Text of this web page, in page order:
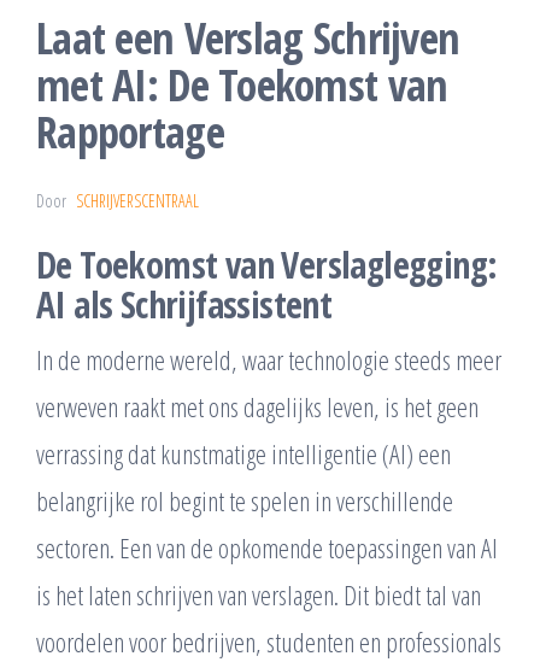
Laat een Verslag Schrijven
met AI: De Toekomst van
Rapportage
Door SCHRIJVERSCENTRAAL
De Toekomst van Verslaglegging:
AI als Schrijfassistent
In de moderne wereld, waar technologie steeds meer
verweven raakt met ons dagelijks leven, is het geen
verrassing dat kunstmatige intelligentie (AI) een
belangrijke rol begint te spelen in verschillende
sectoren. Een van de opkomende toepassingen van AI
is het laten schrijven van verslagen. Dit biedt tal van
voordelen voor bedrijven, studenten en professionals